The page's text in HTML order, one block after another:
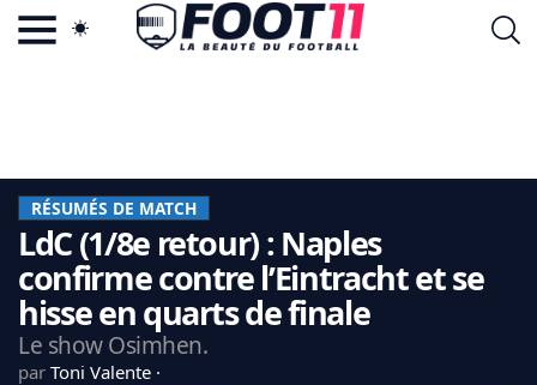
LA CHARTE
VIE PRIVÉE
CGU
CONTACTEZ-NOUS
RÉSUMÉS DE MATCH
LdC (1/8e retour) : Naples
confirme contre l’Eintracht et se
hisse en quarts de finale
Le show Osimhen.
par Toni Valente